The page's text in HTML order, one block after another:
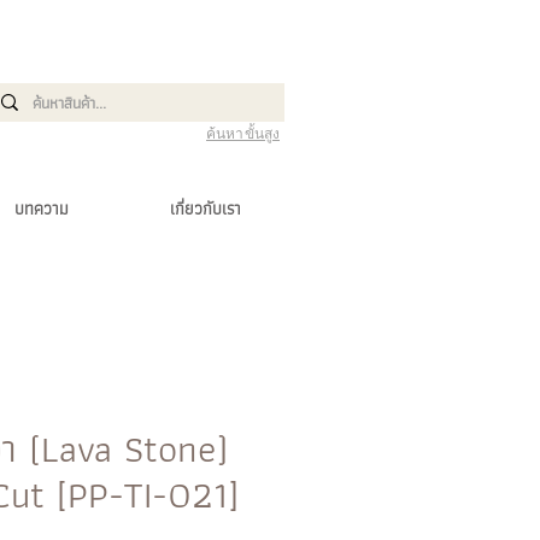
ค้นหาขั้นสูง
บทความ เกี่ยวกับเรา
(Lava Stone)
[PP-TI-021]